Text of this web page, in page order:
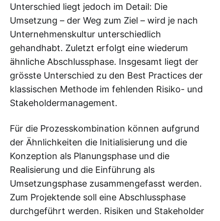
Unterschied liegt jedoch im Detail: Die
Umsetzung – der Weg zum Ziel – wird je nach
Unternehmenskultur unterschiedlich
gehandhabt. Zuletzt erfolgt eine wiederum
ähnliche Abschlussphase. Insgesamt liegt der
grösste Unterschied zu den Best Practices der
klassischen Methode im fehlenden Risiko- und
Stakeholdermanagement.
Für die Prozesskombination können aufgrund
der Ähnlichkeiten die Initialisierung und die
Konzeption als Planungsphase und die
Realisierung und die Einführung als
Umsetzungsphase zusammengefasst werden.
Zum Projektende soll eine Abschlussphase
durchgeführt werden. Risiken und Stakeholder